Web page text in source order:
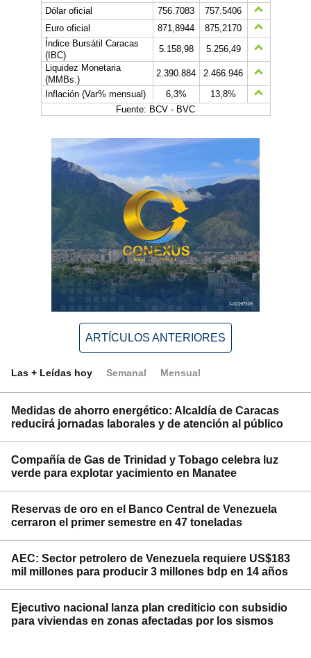
Dólar oficial
756.7083
757.5406
Euro oficial
871,8944
875,2170
Índice Bursátil Caracas
(IBC)
5.158,98
5.256,49
Liquidez Monetaria
(MMBs.)
2.390.884
2.466.946
Inflación (Var% mensual)
6,3%
13,8%
Fuente: BCV - BVC
ARTÍCULOS ANTERIORES
Las + Leídas hoy Semanal Mensual
Medidas de ahorro energético: Alcaldía de Caracas
reducirá jornadas laborales y de atención al público
Compañía de Gas de Trinidad y Tobago celebra luz
verde para explotar yacimiento en Manatee
Reservas de oro en el Banco Central de Venezuela
cerraron el primer semestre en 47 toneladas
AEC: Sector petrolero de Venezuela requiere US$183
mil millones para producir 3 millones bdp en 14 años
Ejecutivo nacional lanza plan crediticio con subsidio
para viviendas en zonas afectadas por los sismos